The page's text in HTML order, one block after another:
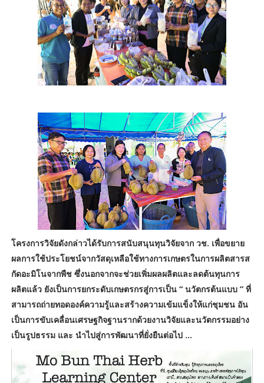
โครงการวิจัยดังกล่าวได้รับการสนับสนุนทุนวิจัยจาก วช. เพื่อขยาย
ผลการใช้ประโยชน์จากวัสดุเหลือใช้ทางการเกษตรในการผลิตสารส
กัดอะมิโนจากพืช ซึ่งนอกจากจะช่วยเพิ่มผลผลิตและลดต้นทุนการ
ผลิตแล้ว ยังเป็นการยกระดับเกษตรกรสู่การเป็น “ นวัตกรต้นแบบ ” ที่
สามารถถ่ายทอดองค์ความรู้และสร้างความเข้มแข็งให้แก่ชุมชน อัน
เป็นการขับเคลื่อนเศรษฐกิจฐานรากด้วยงานวิจัยและนวัตกรรมอย่าง
เป็นรูปธรรม และ นำไปสู่การพัฒนาที่ยั่งยืนต่อไป ...